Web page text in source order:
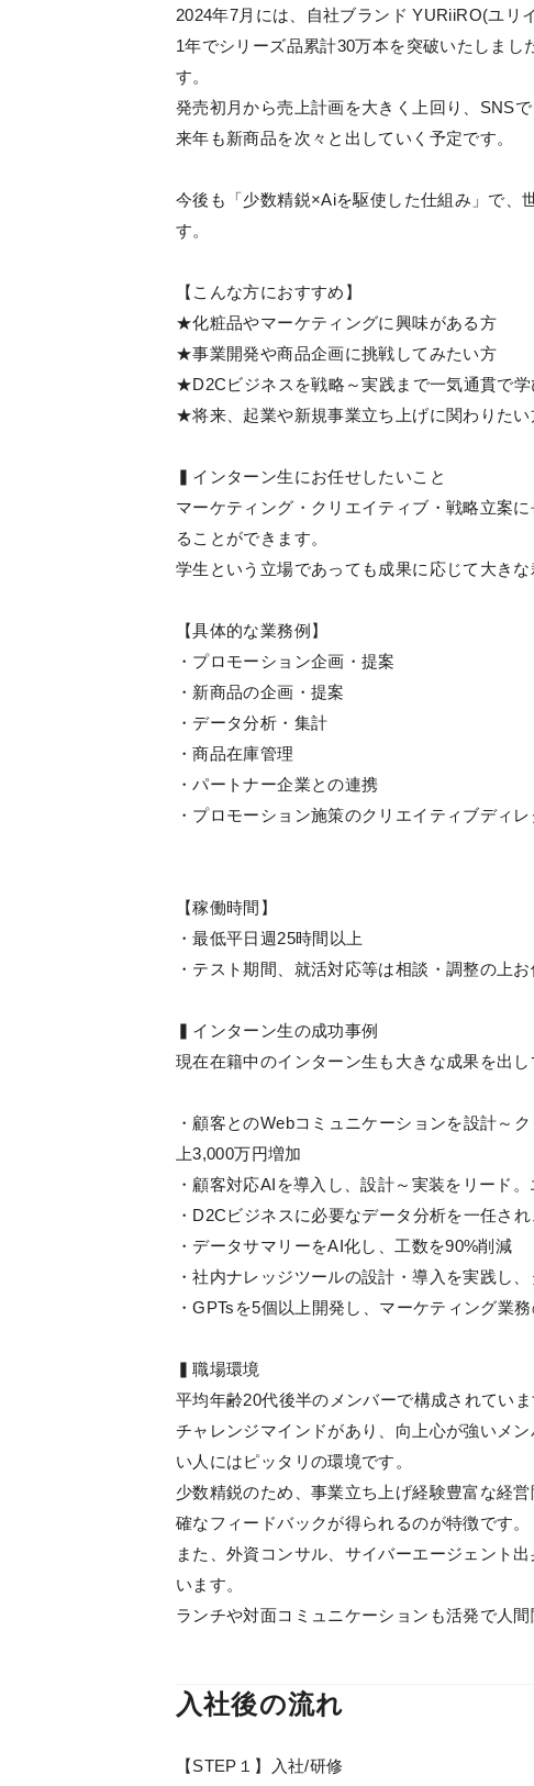
2024年7月には、自社ブランド YURiiRO(ユリ
1年でシリーズ品累計30万本を突破いたしま
す。
発売初月から売上計画を大きく上回り、SNSで
来年も新商品を次々と出していく予定です。
今後も「少数精鋭×Aiを駆使した仕組み」で、
す。
【こんな方におすすめ】
★化粧品やマーケティングに興味がある方
★事業開発や商品企画に挑戦してみたい方
★D2Cビジネスを戦略～実践まで一気通貫で学
★将来、起業や新規事業立ち上げに関わりたい
▍インターン生にお任せしたいこと
マーケティング・クリエイティブ・戦略立案
ることができます。
学生という立場であっても成果に応じて大き
【具体的な業務例】
・プロモーション企画・提案
・新商品の企画・提案
・データ分析・集計
・商品在庫管理
・パートナー企業との連携
・プロモーション施策のクリエイティブディ
【稼働時間】
・最低平日週25時間以上
・テスト期間、就活対応等は相談・調整の上
▍インターン生の成功事例
現在在籍中のインターン生も大きな成果を出し
・顧客とのWebコミュニケーションを設計～
上3,000万円増加
・顧客対応AIを導入し、設計～実装をリード
・D2Cビジネスに必要なデータ分析を一任さ
・データサマリーをAI化し、工数を90%削減
・社内ナレッジツールの設計・導入を実践し
・GPTsを5個以上開発し、マーケティング業
▍職場環境
平均年齢20代後半のメンバーで構成されていま
チャレンジマインドがあり、向上心が強いメ
い人にはピッタリの環境です。
少数精鋭のため、事業立ち上げ経験豊富な経
確なフィードバックが得られるのが特徴です。
また、外資コンサル、サイバーエージェント
います。
ランチや対面コミュニケーションも活発で人
入社後の流れ
【STEP１】入社/研修